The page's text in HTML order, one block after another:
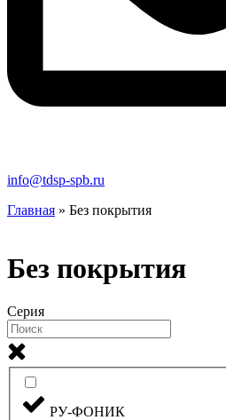
info@tdsp-spb.ru
Главная » Без покрытия
Без покрытия
Серия
РУ-ФОНИК